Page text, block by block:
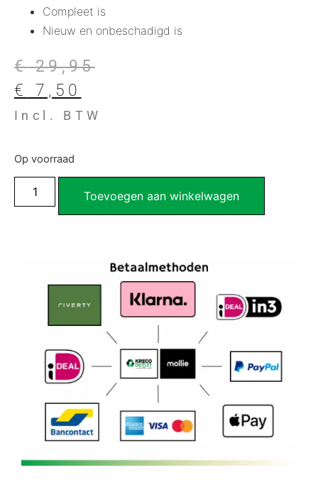
Compleet is
Nieuw en onbeschadigd is
€29,95
€
7,50
Incl. BTW
Op voorraad
Toevoegen aan winkelwagen